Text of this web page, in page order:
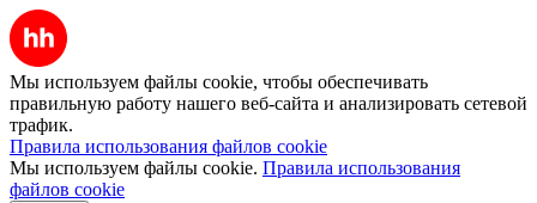
Мы используем файлы cookie, чтобы обеспечивать
правильную работу нашего веб-сайта и анализировать сетевой
трафик.
Правила использования файлов cookie
Мы используем файлы cookie. Правила использования
файлов cookie